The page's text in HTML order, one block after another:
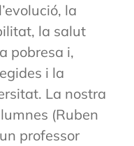
la
la salut
pobresa i,
i la
La nostra
(Ruben
professor